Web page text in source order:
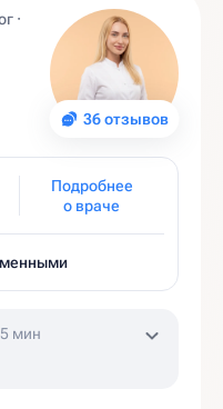
36 отзывов
·
Подробнее
о враче
мин